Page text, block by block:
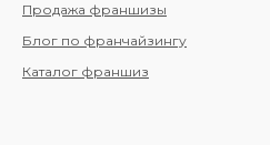
Продажа франшизы
Блог по франчайзингу
Каталог франшиз